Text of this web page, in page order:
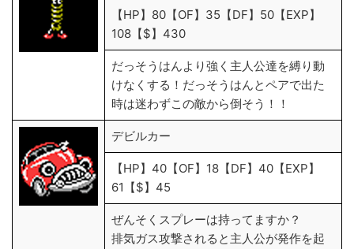
【HP】80【OF】35【DF】50【EXP】
108【$】430
だっそうはんより強く主人公達を縛り動
けなくする！だっそうはんとペアで出た
時は迷わずこの敵から倒そう！！
デビルカー
【HP】40【OF】18【DF】40【EXP】
61【$】45
ぜんそくスプレーは持ってますか？
排気ガス攻撃されると主人公が発作を起